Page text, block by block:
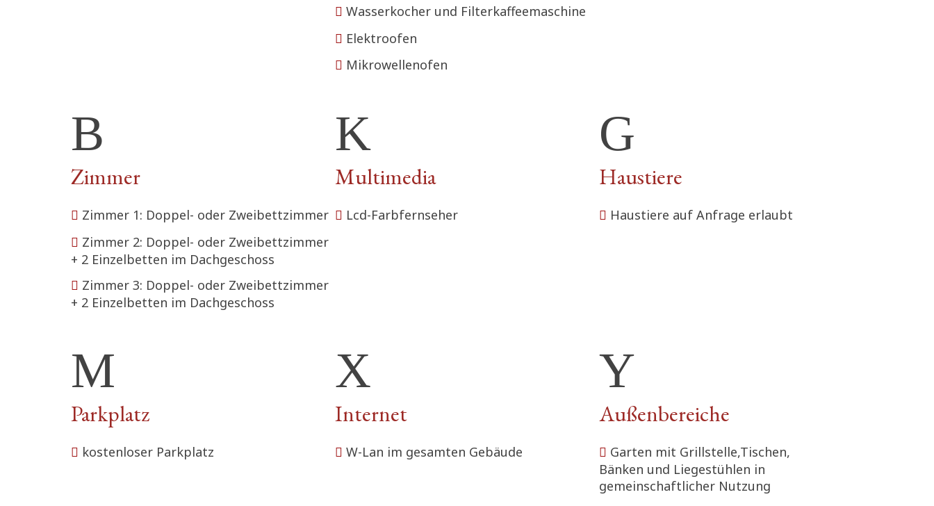
Wasserkocher und Filterkaffeemaschine
Elektroofen
Mikrowellenofen
Zimmer
Zimmer 1: Doppel- oder Zweibettzimmer
Zimmer 2: Doppel- oder Zweibettzimmer
+ 2 Einzelbetten im Dachgeschoss
Zimmer 3: Doppel- oder Zweibettzimmer
+ 2 Einzelbetten im Dachgeschoss
Multimedia
Lcd-Farbfernseher
Haustiere
Haustiere auf Anfrage erlaubt
Parkplatz
kostenloser Parkplatz
Internet
W-Lan im gesamten Gebäude
Außenbereiche
Garten mit Grillstelle,Tischen,
Bänken und Liegestühlen in
gemeinschaftlicher Nutzung